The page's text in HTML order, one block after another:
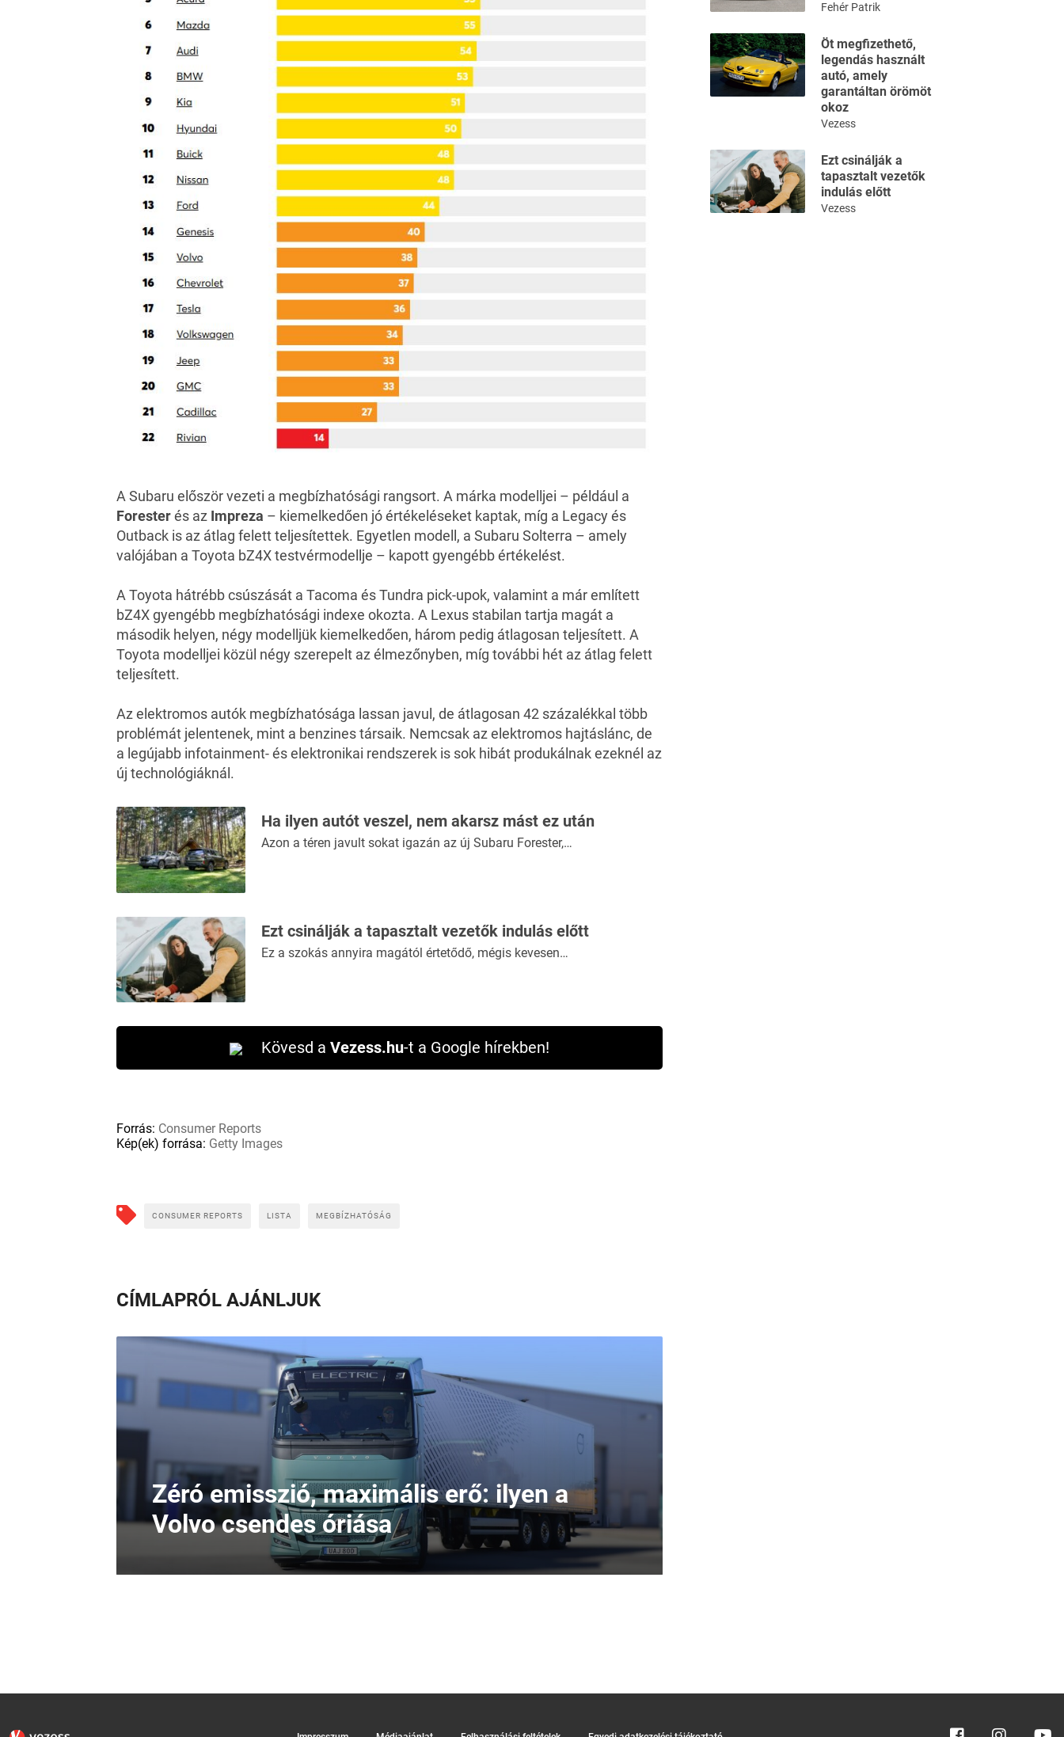
A Subaru először vezeti a megbízhatósági rangsort. A márka modelljei – például a
Foresterés az Impreza – kiemelkedően jó értékeléseket kaptak, míg a Legacy és
Outback is az átlag felett teljesítettek. Egyetlen modell, a Subaru Solterra – amely
valójában a Toyota bZ4X testvérmodellje – kapott gyengébb értékelést.
A Toyota hátrébb csúszását a Tacoma és Tundra pick-upok, valamint a már említett
bZ4X gyengébb megbízhatósági indexe okozta. A Lexus stabilan tartja magát a
második helyen, négy modelljük kiemelkedően, három pedig átlagosan teljesített. A
Toyota modelljei közül négy szerepelt az élmezőnyben, míg további hét az átlag felett
teljesített.
Az elektromos autók megbízhatósága lassan javul, de átlagosan 42 százalékkal több
problémát jelentenek, mint a benzines társaik. Nemcsak az elektromos hajtáslánc, de
a legújabb infotainment- és elektronikai rendszerek is sok hibát produkálnak ezeknél az
új technológiáknál.
Ha ilyen autót veszel, nem akarsz mást ez után
Azon a téren javult sokat igazán az új Subaru Forester,…
Ezt csinálják a tapasztalt vezetők indulás előtt
Ez a szokás annyira magától értetődő, mégis kevesen…
Kövesd a Vezess.hu-t a Google hírekben!
Forrás: Consumer Reports
Kép(ek) forrása: Getty Images
CONSUMER REPORTS LISTA MEGBÍZHATÓSÁG
CÍMLAPRÓL AJÁNLJUK
Zéró emisszió, maximális erő: ilyen a
Volvo csendes óriása
Fehér Patrik
Öt megfizethető,
legendás használt
autó, amely
garantáltan örömöt
okoz
Vezess
Ezt csinálják a
tapasztalt vezetők
indulás előtt
Vezess